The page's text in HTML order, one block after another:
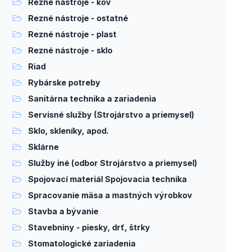
Rezné nástroje - kov
Rezné nástroje - ostatné
Rezné nástroje - plast
Rezné nástroje - sklo
Riad
Rybárske potreby
Sanitárna technika a zariadenia
Servisné služby (Strojárstvo a priemysel)
Sklo, skleníky, apod.
Sklárne
Služby iné (odbor Strojárstvo a priemysel)
Spojovací materiál Spojovacia technika
Spracovanie mäsa a mastných výrobkov
Stavba a bývanie
Stavebniny - piesky, drť, štrky
Stomatologické zariadenia